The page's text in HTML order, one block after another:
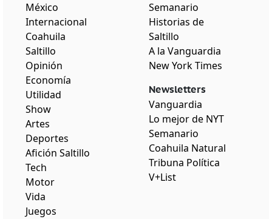
México
Internacional
Coahuila
Saltillo
Opinión
Economía
Utilidad
Show
Artes
Deportes
Afición Saltillo
Tech
Motor
Vida
Juegos
Semanario
Historias de
Saltillo
A la Vanguardia
New York Times
Newsletters
Vanguardia
Lo mejor de NYT
Semanario
Coahuila Natural
Tribuna Política
V+List